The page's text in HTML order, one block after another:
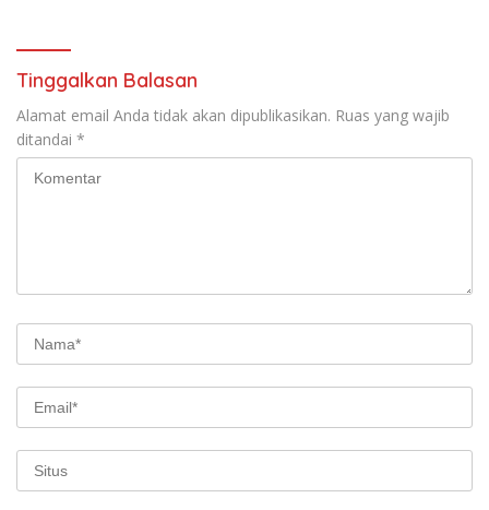
Tinggalkan Balasan
Alamat email Anda tidak akan dipublikasikan. Ruas yang wajib
ditandai *